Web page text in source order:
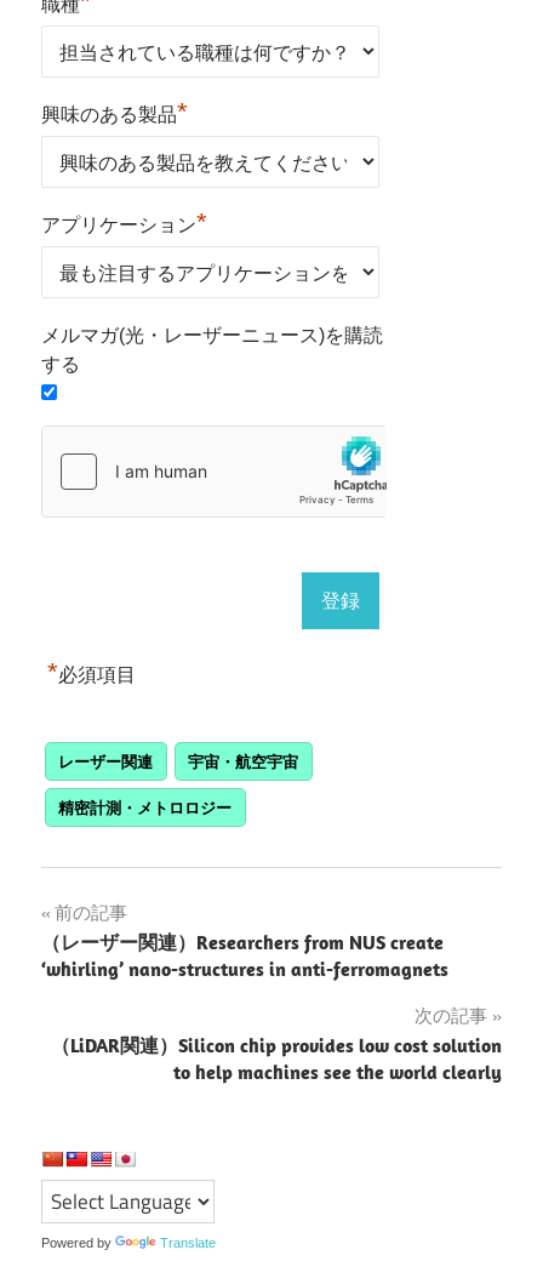
興味のある製品*
アプリケーション*
メルマガ(光・レーザーニュース)を購読
する
*必須項目
レーザー関連
宇宙・航空宇宙
精密計測・メトロロジー
投
稿
ビ
ー
シ
ョ
前の記事
（レーザー関連）Researchers from NUS create
‘whirling’ nano-structures in anti-ferromagnets
次の記事
（LiDAR関連）Silicon chip provides low cost solution
to help machines see the world clearly
Powered by Translate